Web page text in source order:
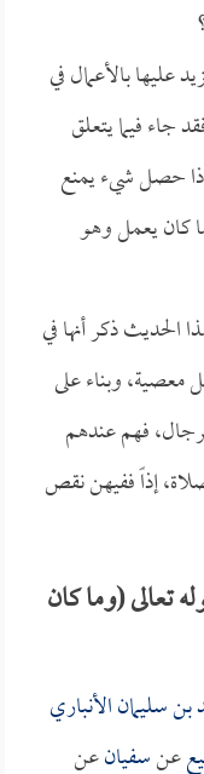
عليها بالأعمال في
جاء فيما يتعلق
حصل شيء يمنع
كان يعمل وهو
الحديث ذكر أنها في
معصية، وبناء على
فهم عندهم
إذاً ففيهن نقص
تعالى (وما كان
بن سليمان الأنباري
عنسفيانعن